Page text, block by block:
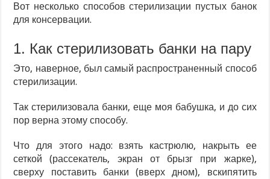
Вот несколько способов стерилизации пустых банок
для консервации.
1. Как стерилизовать банки на пару
Это, наверное, был самый распространенный способ
стерилизации.
Так стерилизовала банки, еще моя бабушка, и до сих
пор верна этому способу.
Что для этого надо: взять кастрюлю, накрыть ее
сеткой (рассекатель, экран от брызг при жарке),
сверху поставить банки (вверх дном), вскипятить